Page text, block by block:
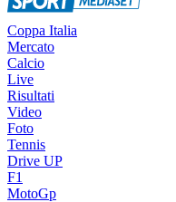
Coppa Italia
Mercato
Calcio
Live
Risultati
Video
Foto
Tennis
Drive UP
F1
MotoGp